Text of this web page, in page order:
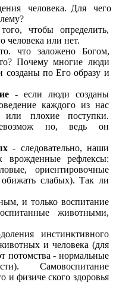
человека. Для чего
чтобы определить,
человека или нет.
что заложено Богом,
Почему многие люди
созданы по Его образу и
- если люди созданы
каждого из нас
или плохие поступки.
но, ведь он
- следовательно, наши
врожденные рефлексы:
ориентировочные
слабых). Так ли
и только воспитание
животными,
инстинктивного
и человека (для
потомства - нормальные
Самовоспитание
и физиче ского здоровья